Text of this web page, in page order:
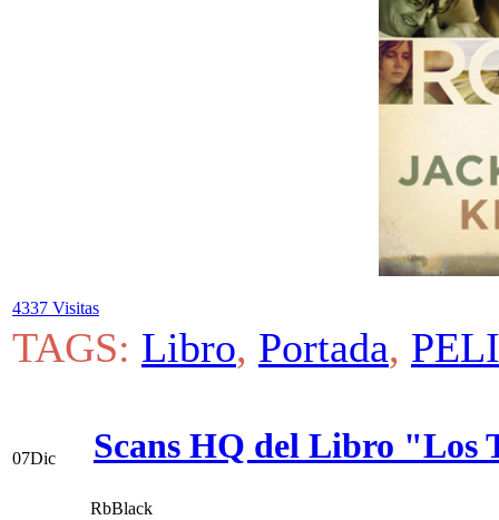
4337 Visitas
TAGS: Libro, Portada,
07Dic Scans HQ del Libro "Los
RbBlack